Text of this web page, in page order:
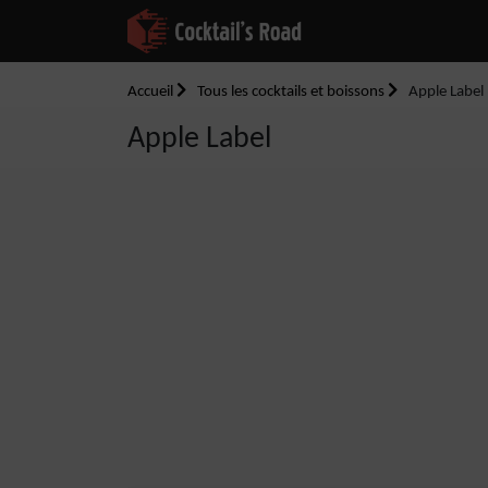
Accueil Tous les cocktails et boissons Apple Label
Apple Label